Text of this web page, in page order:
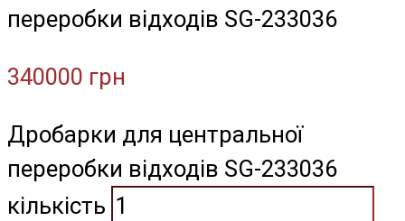
переробки відходів SG-233036
340000 грн
Дробарки для центральної
переробки відходів SG-233036
кількість